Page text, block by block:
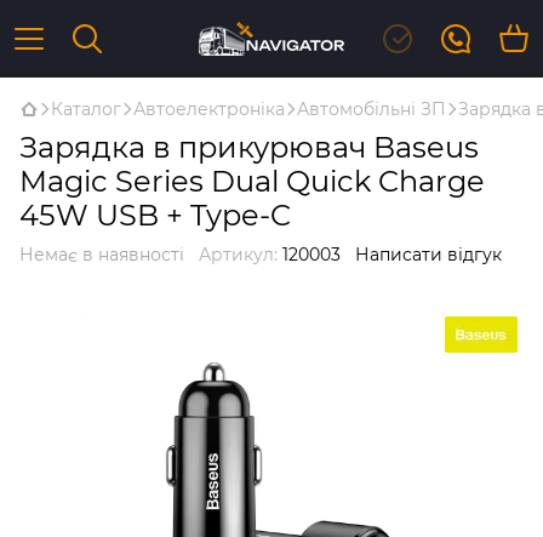
Каталог Автоелектроніка Автомобільні ЗП Зарядка
Зарядка в прикурювач Baseus
Magic Series Dual Quick Charge
45W USB + Type-C
Немає в наявності Артикул: 120003 Написати відгук